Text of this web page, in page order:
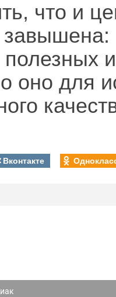
что и
полезных
оно для
Вконтакте